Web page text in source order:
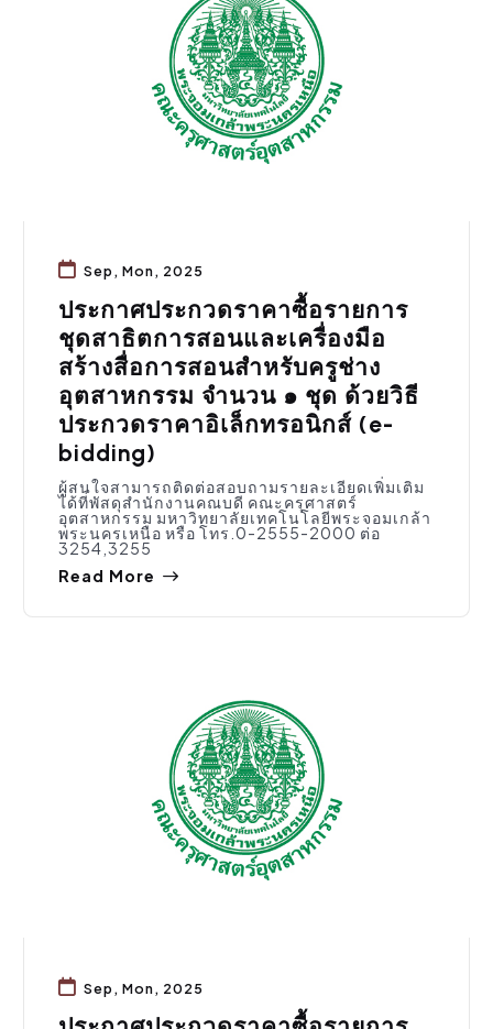
Sep, Mon, 2025
ประกาศประกวดราคาซื้อรายการ
ชุดสาธิตการสอนและเครื่องมือ
สร้างสื่อการสอนสำหรับครูช่าง
อุตสาหกรรม จำนวน ๑ ชุด ด้วยวิธี
ประกวดราคาอิเล็กทรอนิกส์ (e-
bidding)
ผู้สนใจสามารถติดต่อสอบถามรายละเอียดเพิ่มเติม
ได้ที่พัสดุสำนักงานคณบดี คณะครุศาสตร์
อุตสาหกรรม มหาวิทยาลัยเทคโนโลยีพระจอมเกล้า
พระนครเหนือ หรือ โทร.0-2555-2000 ต่อ
3254,3255
Read More
Sep, Mon, 2025